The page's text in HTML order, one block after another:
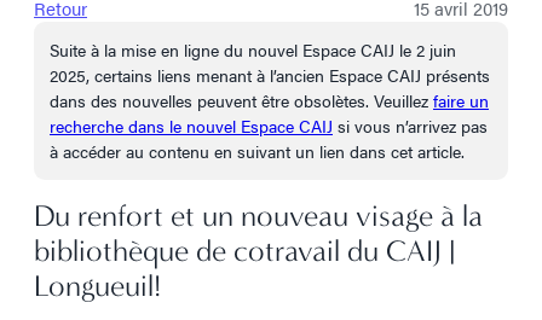
Retour 15 avril 2019
Suite à la mise en ligne du nouvel Espace CAIJ le 2 juin
2025, certains liens menant à l’ancien Espace CAIJ présents
dans des nouvelles peuvent être obsolètes. Veuillez faire un
recherche dans le nouvel Espace CAIJ si vous n’arrivez pas
à accéder au contenu en suivant un lien dans cet article.
Du renfort et un nouveau visage à la
bibliothèque de cotravail du CAIJ |
Longueuil!